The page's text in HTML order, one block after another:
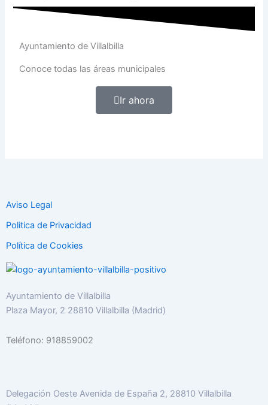
Ayuntamiento de Villalbilla
Conoce todas las áreas municipales
Ir ahora
Aviso Legal
Politica de Privacidad
Política de Cookies
Ayuntamiento de Villalbilla
Plaza Mayor, 2 28810 Villalbilla (Madrid)
Teléfono: 918859002
Delegación Oeste Avenida de España 2, 28810 Villalbilla